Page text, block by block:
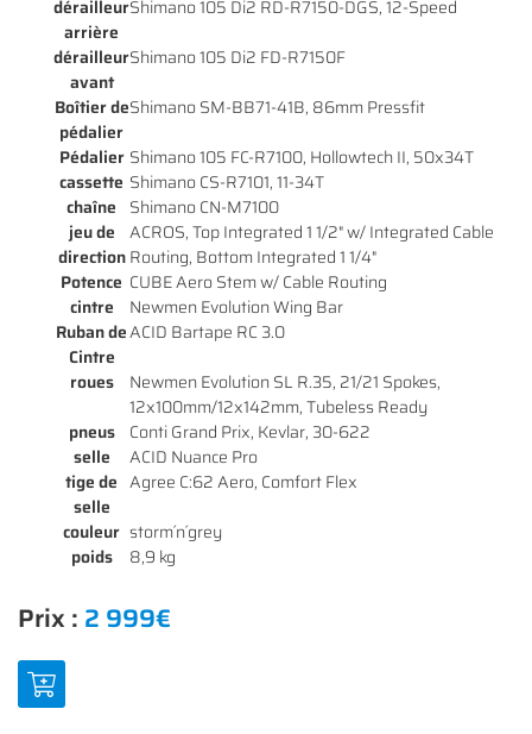
ACCUEIL
MODÈLES
dérailleur
arrière
Shimano 105 Di2 RD-R7150-DGS, 12-Speed
dérailleur
avant
Shimano 105 Di2 FD-R7150F
Boîtier de
pédalier
Shimano SM-BB71-41B, 86mm Pressfit
Pédalier Shimano 105 FC-R7100, Hollowtech II, 50x34T
cassette Shimano CS-R7101, 11-34T
chaîne Shimano CN-M7100
jeu de
direction
ACROS, Top Integrated 1 1/2" w/ Integrated Cable
Routing, Bottom Integrated 1 1/4"
Potence CUBE Aero Stem w/ Cable Routing
cintre
Newmen Evolution Wing Bar
Ruban de
Cintre
ACID Bartape RC 3.0
roues
Newmen Evolution SL R.35, 21/21 Spokes,
12x100mm/12x142mm, Tubeless Ready
pneus
Conti Grand Prix, Kevlar, 30-622
selle
ACID Nuance Pro
tige de
selle
Agree C:62 Aero, Comfort Flex
couleur storm´n´grey
poids
8,9 kg
Prix : 2 999€